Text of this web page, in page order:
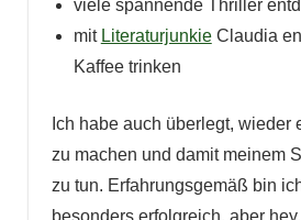
viele spannende Thriller
mit LiteraturjunkieClaudia
Kaffee trinken
Ich habe auch überlegt, wieder
zu machen und damit meinem
zu tun. Erfahrungsgemäß bin